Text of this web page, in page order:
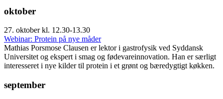
oktober
27. oktober kl. 12.30-13.30
Webinar: Protein på nye måder
Mathias Porsmose Clausen er lektor i gastrofysik ved Syddansk
Universitet og ekspert i smag og fødevareinnovation. Han er særligt
interesseret i nye kilder til protein i et grønt og bæredygtigt køkken.
september